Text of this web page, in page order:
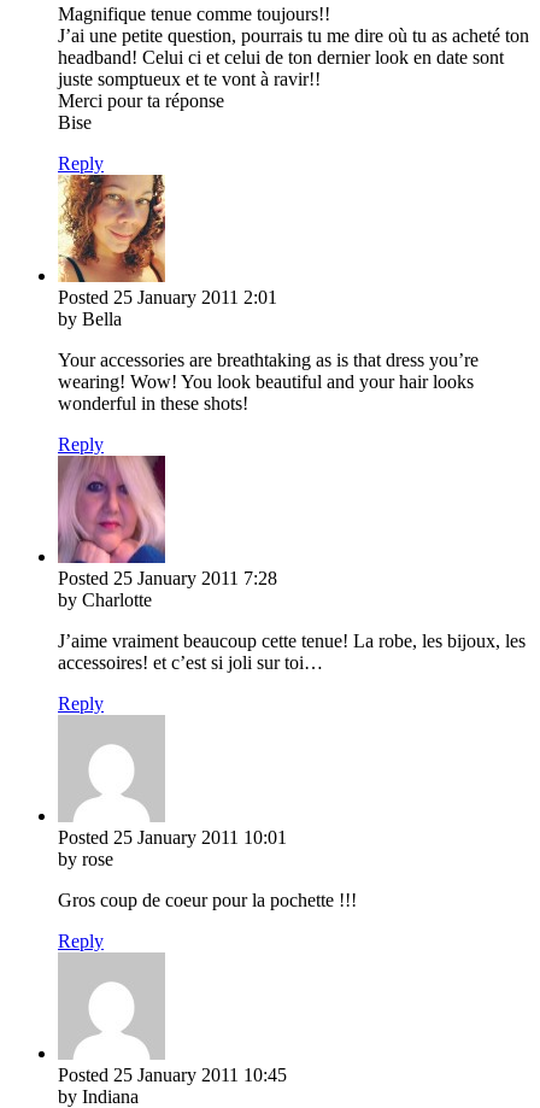
Magnifique tenue comme toujours!!
J’ai une petite question, pourrais tu me dire où tu as acheté ton
headband! Celui ci et celui de ton dernier look en date sont
juste somptueux et te vont à ravir!!
Merci pour ta réponse
Bise
Reply
Posted 25 January 2011 2:01
by Bella
Your accessories are breathtaking as is that dress you’re
wearing! Wow! You look beautiful and your hair looks
wonderful in these shots!
Reply
Posted 25 January 2011 7:28
by Charlotte
J’aime vraiment beaucoup cette tenue! La robe, les bijoux, les
accessoires! et c’est si joli sur toi…
Reply
Posted 25 January 2011 10:01
by rose
Gros coup de coeur pour la pochette !!!
Reply
Posted 25 January 2011 10:45
by Indiana